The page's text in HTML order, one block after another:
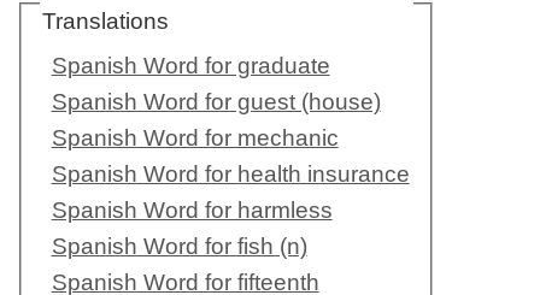
Translations
Spanish Word for graduate
Spanish Word for guest (house)
Spanish Word for mechanic
Spanish Word for health insurance
Spanish Word for harmless
Spanish Word for fish (n)
Spanish Word for fifteenth